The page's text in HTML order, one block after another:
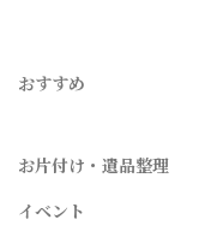
おすすめ
お片付け・遺品整理
イベント